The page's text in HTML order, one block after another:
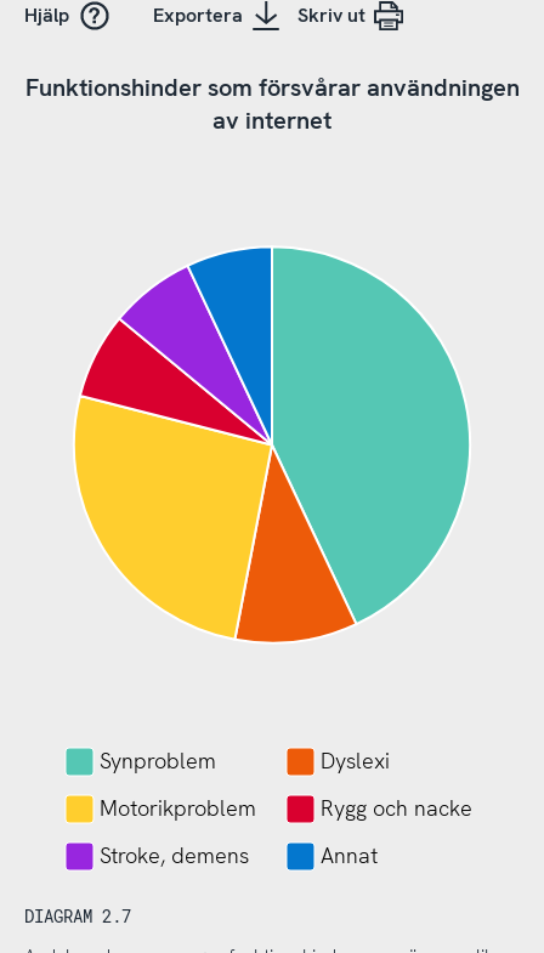
Hjälp Exportera Skriv ut
Funktionshinder som försvårar användningen
av internet
Synproblem
Dyslexi
Motorikproblem
Rygg och nacke
Stroke, demens
Annat
DIAGRAM 2.7